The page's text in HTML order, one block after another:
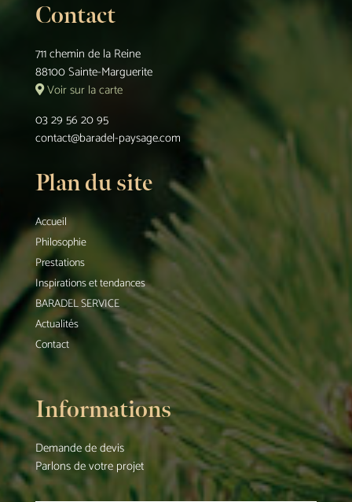
Contact
711 chemin de la Reine
88100 Sainte-Marguerite
Voir sur la carte
03 29 56 20 95
contact@baradel-paysage.com
Plan du site
Accueil
Philosophie
Prestations
Inspirations et tendances
BARADEL SERVICE
Actualités
Contact
Informations
Demande de devis
Parlons de votre projet